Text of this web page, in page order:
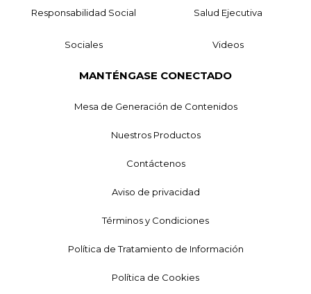
Responsabilidad Social Salud Ejecutiva
Sociales Videos
MANTÉNGASE CONECTADO
Mesa de Generación de Contenidos
Nuestros Productos
Contáctenos
Aviso de privacidad
Términos y Condiciones
Política de Tratamiento de Información
Política de Cookies